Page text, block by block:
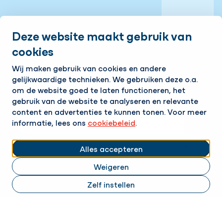
Deze website maakt gebruik van
cookies
Wij maken gebruik van cookies en andere
gelijkwaardige technieken. We gebruiken deze o.a.
om de website goed te laten functioneren, het
gebruik van de website te analyseren en relevante
content en advertenties te kunnen tonen. Voor meer
informatie, lees ons cookiebeleid.
Alles accepteren
Weigeren
Zelf instellen
Onze vacatures
Volg ons
LinkedInInstagramFacebookYouTube
Op de hoogte blijven van het laatste nieuws?
Ontvang onze nieuwsbrief in je mailbox!
E-mailadres
Ik ga akkoord met hetprivacy statement.
Cookies aanpassen
Cookie statement | Hanab
Privacyverklaring | Hanab